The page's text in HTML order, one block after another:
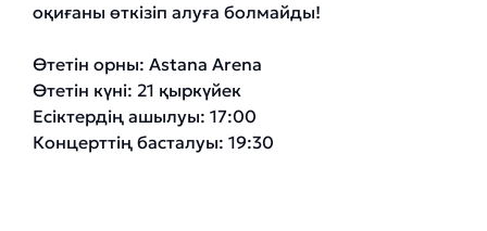
оқиғаны өткізіп алуға болмайды!
Өтетін орны: Astana Arena
Өтетін күні: 21 қыркүйек
Есіктердің ашылуы: 17:00
Концерттің басталуы: 19:30